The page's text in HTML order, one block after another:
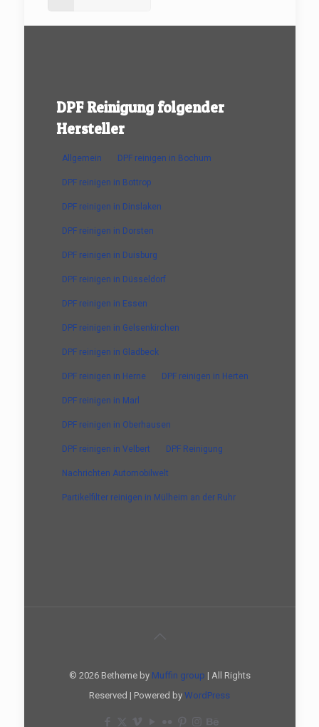
DPF Reinigung folgender
Hersteller
Allgemein DPF reinigen in Bochum
DPF reinigen in Bottrop
DPF reinigen in Dinslaken
DPF reinigen in Dorsten
DPF reinigen in Duisburg
DPF reinigen in Düsseldorf
DPF reinigen in Essen
DPF reinigen in Gelsenkirchen
DPF reinigen in Gladbeck
DPF reinigen in Herne DPF reinigen in Herten
DPF reinigen in Marl
DPF reinigen in Oberhausen
DPF reinigen in Velbert DPF Reinigung
Nachrichten Automobilwelt
Partikelfilter reinigen in Mülheim an der Ruhr
© 2026 Betheme by Muffin group | All Rights
Reserved | Powered by WordPress